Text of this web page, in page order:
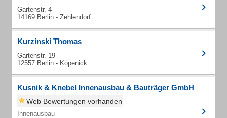
Gartenstr. 4
14169 Berlin - Zehlendorf
Kurzinski Thomas
Gartenstr. 19
12557 Berlin - Köpenick
Kusnik & Knebel Innenausbau & Bauträger GmbH
Web Bewertungen vorhanden
Innenausbau